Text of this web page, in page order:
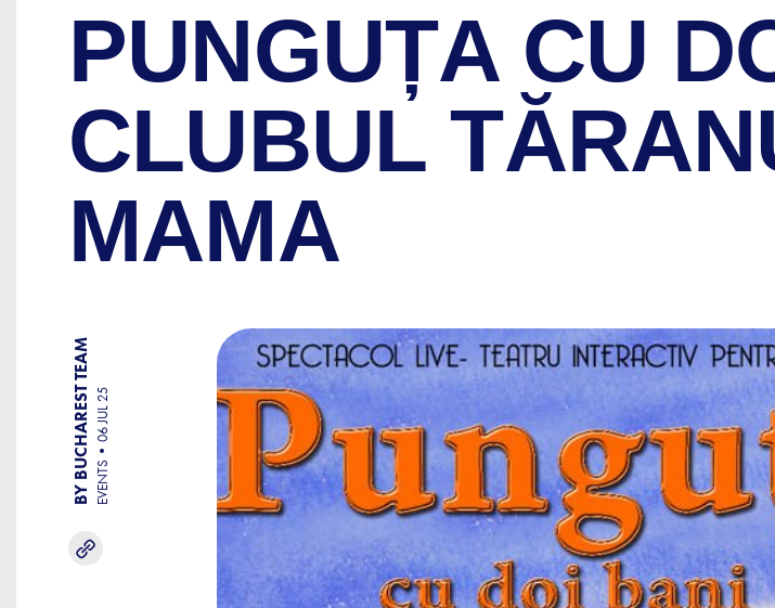
PUNGUȚA CU
CLUBUL
MAMA
BY BUCHAREST TEAM EVENTS
06 JUL 25